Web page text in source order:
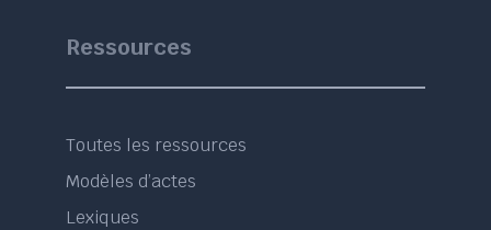
Ressources
Toutes les ressources
Modèles d’actes
Lexiques